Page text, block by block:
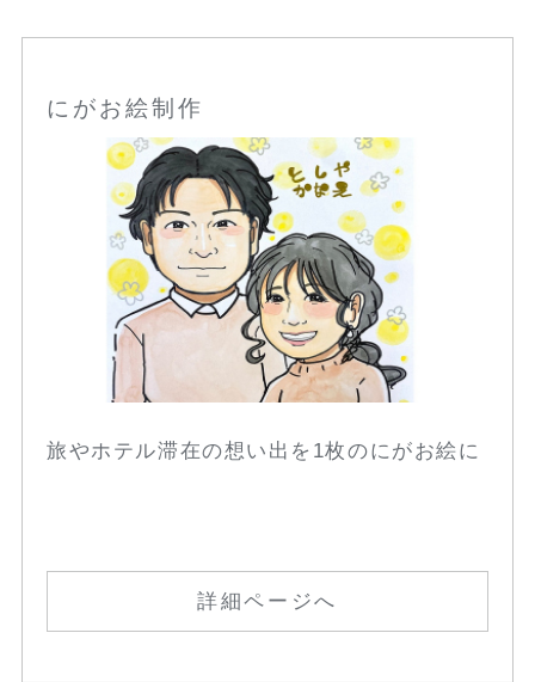
にがお絵制作
旅やホテル滞在の想い出を1枚のにがお絵に
詳細ページへ